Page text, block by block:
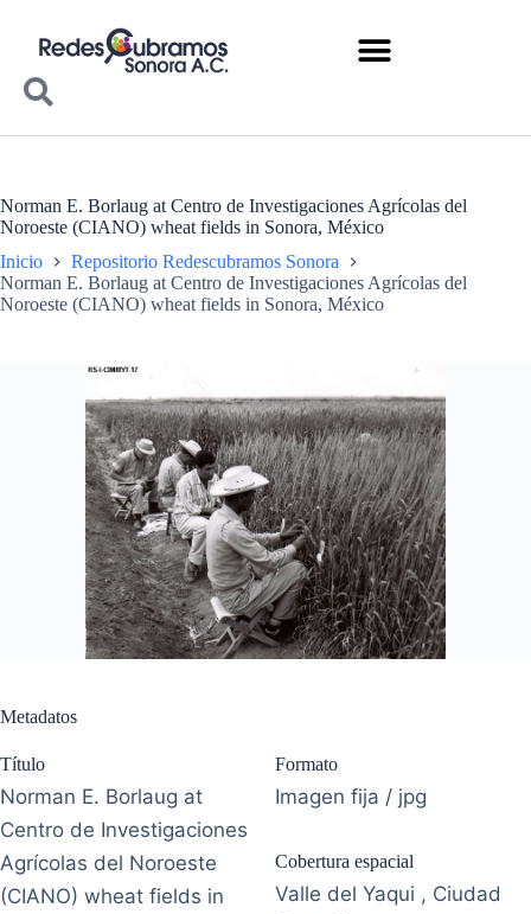
Norman E. Borlaug at Centro de Investigaciones Agrícolas del
Noroeste (CIANO) wheat fields in Sonora, México
Inicio
Repositorio Redescubramos Sonora
Norman E. Borlaug at Centro de Investigaciones Agrícolas del
Noroeste (CIANO) wheat fields in Sonora, México
Metadatos
Título
Norman E. Borlaug at
Centro de Investigaciones
Agrícolas del Noroeste
(CIANO) wheat fields in
Formato
Imagen fija / jpg
Cobertura espacial
Valle del Yaqui , Ciudad